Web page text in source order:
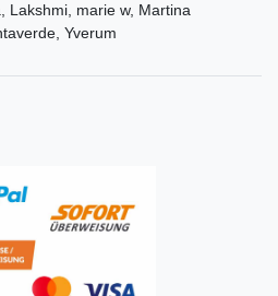
Lakshmi, marie w, Martina
Yverum